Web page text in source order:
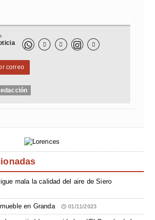
  
correo
mala la calidad del aire de Siero
en Granda 01/11/2023